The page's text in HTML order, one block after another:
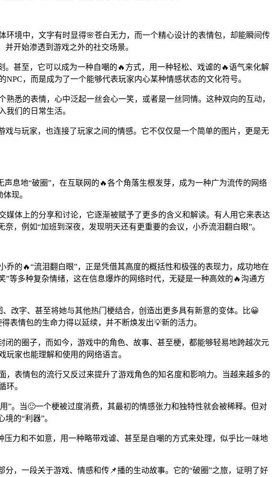
境中，文字有时显得🌸苍白无力，而一个精心设计的表情包，却能瞬间传
开始渗透到游戏之外的社交场景。
甚至，它可以成为一种自嘲的🔥方式，用一种轻松、戏谑的🔥语气来化解
，而是成为了一个能够代表玩家内心某种情感状态的文化符号。
悉的表情，心中泛起一丝会心一笑，或者是一丝同情。这种双向的互动，
我们的日常生活。
与玩家，也连接了玩家之间的情感。它不仅仅是一个简单的图片，更是无
息地“破圈”，在互联网的🔥各个角落生根发芽，成为一种广为流传的网络
现。
体上的分享和讨论，它逐渐被赋予了更多的含义和解读。有人用它来表达
，例如“加班到深夜，发现明天还有更重要的会议，小乔流泪翻白眼”。
的🔥“流泪翻白眼”，正是凭借其高度的概括性和极强的表现力，成功地在
”等多种复杂情绪，这在信息爆炸的网络时代，无疑是一种高效的🔥沟通方
改字、甚至将她与其他热门梗结合，创造出更多具有新意的变体。比😀
表情包的生命力得以延续，并不断焕发出💡新的活力。
的圈子，而如今，游戏中的角色、故事、甚至梗，都能够轻易地跨越次元
家也能理解和使用的网络语言。
表情包的流行又反过来提升了游戏角色的知名度和影响力。当越来越多的
环。
”。当🙂一个梗被过度消费，其最初的情感张力和独特性就会被稀释。但对
的“利器”。
力和不如意，用一种略带戏谑、甚至是自嘲的方式来处理，似乎比一味地
，一段关于游戏、情感和传📌播的生动故事。它的“破圈”之旅，证明了好